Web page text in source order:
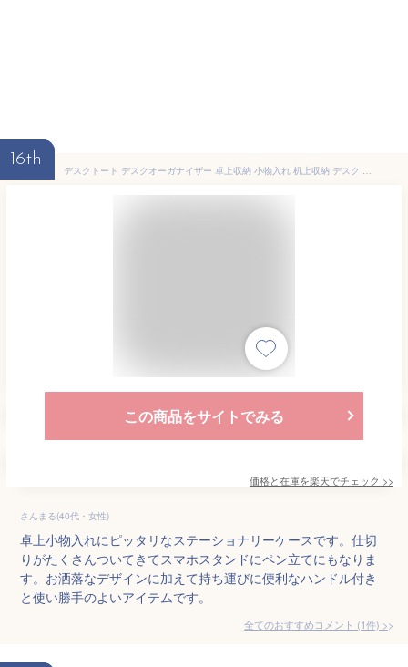
16th
デスクトート デスクオーガナイザー 卓上収納 小物入れ 机上収納 デスク 文房具 ステーショナリー スマホスタンド リモコンラック ペン立て 持ち運び 仕切り ハンドル付き シンデレラフィット JEJアステージ
この商品をサイトでみる
価格と在庫を楽天でチェック >>
さんまる(40代・女性)
卓上小物入れにピッタリなステーショナリーケースです。仕切
りがたくさんついてきてスマホスタンドにペン立てにもなりま
す。お洒落なデザインに加えて持ち運びに便利なハンドル付き
と使い勝手のよいアイテムです。
全てのおすすめコメント (1件) >